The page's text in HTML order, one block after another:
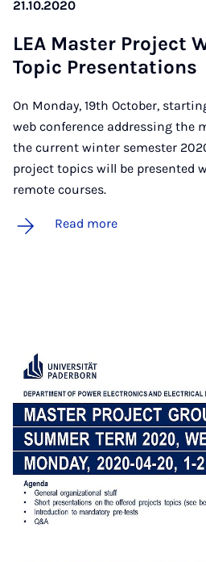
21.10.2020
LEA Mas­ter Pro­ject
Top­ic Present­a­tions
On Monday, 19th October,
web conference addressing the
the current winter semester
project topics will be presented
remote courses.
Read more